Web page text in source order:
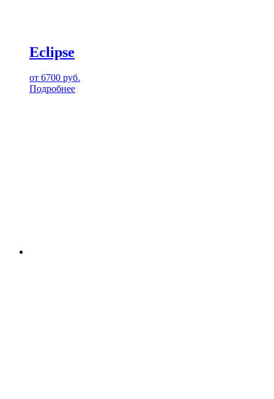
Eclipse
от 6700 руб.
Подробнее